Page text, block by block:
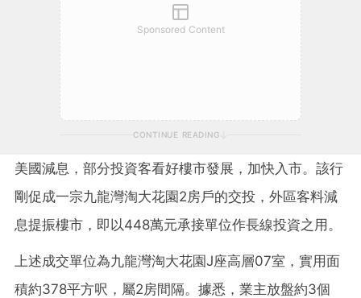
Sponsored Content
CONTINUE READING
美國減息，部分投資客看好樓市發展，加快入市。該行
剛促成一宗九龍灣淘大花園2房戶的交投，外區客料減
息提振樓市，即以448萬元承接單位作長線投資之用。
上述成交單位為九龍灣淘大花園J座高層07室，實用面
積約378平方呎，屬2房間隔。據悉，業主放盤約3個